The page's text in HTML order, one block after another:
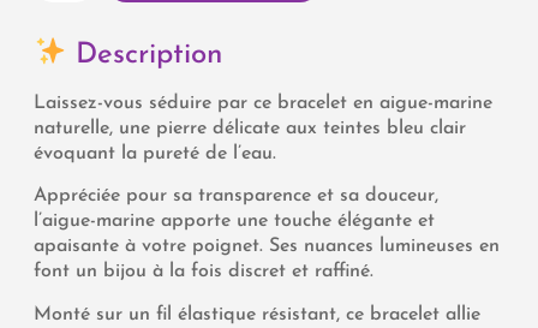
Description
Laissez-vous séduire par ce bracelet en aigue-marine
naturelle, une pierre délicate aux teintes bleu clair
évoquant la pureté de l’eau.
Appréciée pour sa transparence et sa douceur,
l’aigue-marine apporte une touche élégante et
apaisante à votre poignet. Ses nuances lumineuses en
font un bijou à la fois discret et raffiné.
Monté sur un fil élastique résistant, ce bracelet allie